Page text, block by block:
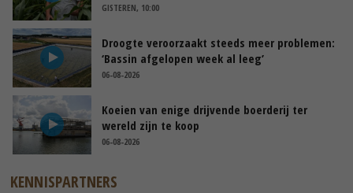
GISTEREN, 10:00
Droogte veroorzaakt steeds meer problemen:
‘Bassin afgelopen week al leeg’
06-08-2026
Koeien van enige drijvende boerderij ter
wereld zijn te koop
06-08-2026
KENNISPARTNERS